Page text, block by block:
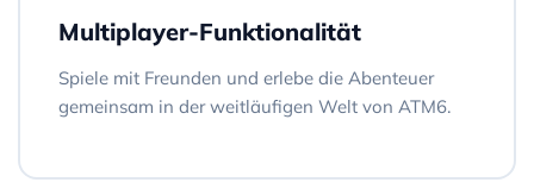
Multiplayer-Funktionalität
Spiele mit Freunden und erlebe die Abenteuer
gemeinsam in der weitläufigen Welt von ATM6.